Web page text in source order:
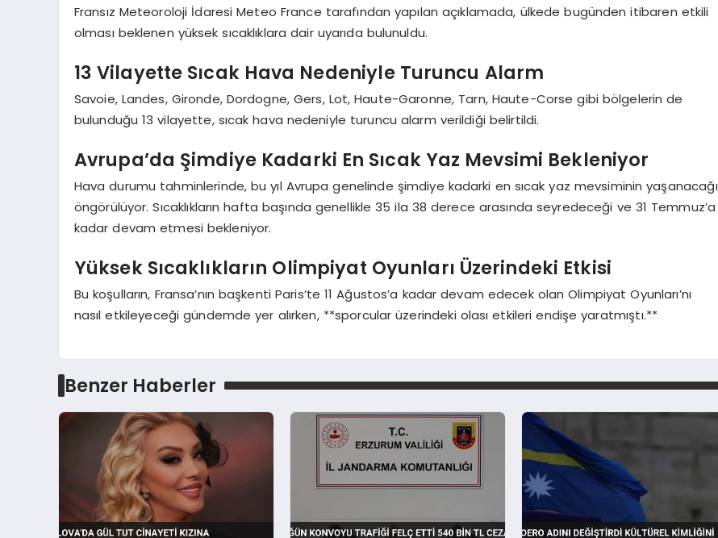
Fransız Meteoroloji İdaresi Meteo France tarafından yapılan açıklamada, ülkede bugünden itibaren etkili
olması beklenen yüksek sıcaklıklara dair uyarıda bulunuldu.
13 Vilayette Sıcak Hava Nedeniyle Turuncu Alarm
Savoie, Landes, Gironde, Dordogne, Gers, Lot, Haute-Garonne, Tarn, Haute-Corse gibi bölgelerin de
bulunduğu 13 vilayette, sıcak hava nedeniyle turuncu alarm verildiği belirtildi.
Avrupa’da Şimdiye Kadarki En Sıcak Yaz Mevsimi Bekleniyor
Hava durumu tahminlerinde, bu yıl Avrupa genelinde şimdiye kadarki en sıcak yaz mevsiminin yaşanacağı
öngörülüyor. Sıcaklıkların hafta başında genellikle 35 ila 38 derece arasında seyredeceği ve 31 Temmuz’a
kadar devam etmesi bekleniyor.
Yüksek Sıcaklıkların Olimpiyat Oyunları Üzerindeki Etkisi
Bu koşulların, Fransa’nın başkenti Paris’te 11 Ağustos’a kadar devam edecek olan Olimpiyat Oyunları’nı
nasıl etkileyeceği gündemde yer alırken, **sporcular üzerindeki olası etkileri endişe yaratmıştı.**
Benzer Haberler